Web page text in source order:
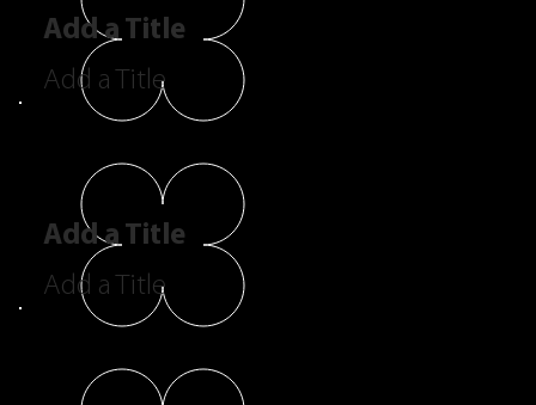
Add a Title
Add a Title
Add a Title
Add a Title